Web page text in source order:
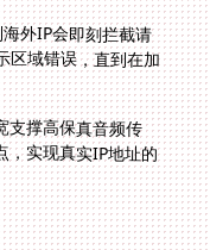
外IP会即刻拦截请
区域错误，直到在加
支撑高保真音频传
实现真实IP地址的